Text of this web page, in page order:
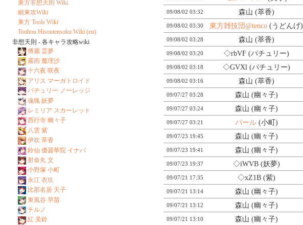
09/08/02 03:32 森山 (萃香)
09/08/02 03:30 東方雑技団@tenco (うどんげ)
09/08/02 03:28 森山 (萃香)
09/08/02 03:20 ◇rbVF(パチュリー)
09/08/02 03:18 ◇GVXl(パチュリー)
09/08/02 03:16 森山 (萃香)
09/07/27 03:28 森山 (幽々子)
09/07/27 03:24 森山 (幽々子)
09/07/27 03:21 パール(小町)
09/07/23 19:45 森山 (幽々子)
09/07/23 19:41 森山 (幽々子)
09/07/23 19:37 ◇iWVB(妖夢)
09/07/21 17:35 ◇xZ1B(紫)
09/07/21 13:14 森山 (幽々子)
09/07/21 13:12 森山 (幽々子)
09/07/21 13:10 森山 (幽々子)
東方非想天則 Wiki
細東攻Wiki
東方 Tools Wiki
Touhou Hisoutensoku Wiki (en)
非想天則 - 各キャラ攻略wiki
博麗 霊夢
霧雨 魔理沙
十六夜 咲夜
アリス マーガトロイド
パチュリー ノーレッジ
魂魄 妖夢
レミリア スカーレット
西行寺 幽々子
八雲 紫
伊吹 萃香
鈴仙 優曇華院 イナバ
射命丸 文
小野塚 小町
永江 衣玖
比那名居 天子
東風谷 早苗
チルノ
紅 美鈴